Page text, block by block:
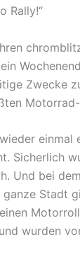
Rally!“
Zwecke
einmal
Sicherlich
Und bei
Stadt
wurden